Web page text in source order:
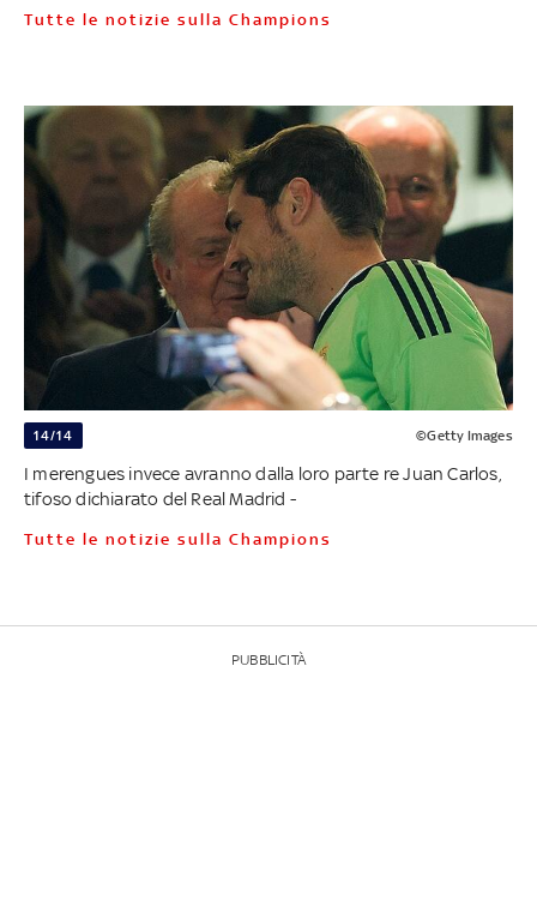
Tutte le notizie sulla Champions
14/14 ©Getty Images
I merengues invece avranno dalla loro parte re Juan Carlos,
tifoso dichiarato del Real Madrid -
Tutte le notizie sulla Champions
PUBBLICITÀ